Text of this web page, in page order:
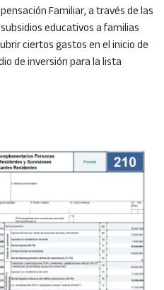
Familiar, a través de las
educativos a familias
ciertos gastos en el inicio de
de inversión para la lista